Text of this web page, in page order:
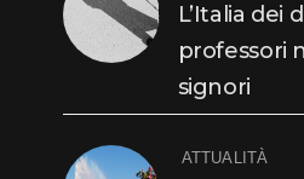
L’Italia dei
professori
signori
ATTUALITÀ